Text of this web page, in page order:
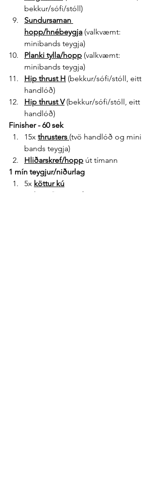
bekkur/sófi/stóll)
Sundursaman
hopp/hnébeygja (valkvæmt:
minibands teygja)
Planki tylla/hopp (valkvæmt:
minibands teygja)
Hip thrust H (bekkur/sófi/stóll, eitt
handlóð)
Hip thrust V (bekkur/sófi/stóll, eitt
handlóð)
Finisher - 60 sek
15x thrusters (tvö handlóð og mini
bands teygja)
Hliðarskref/hopp út tímann
1 mín teygjur/niðurlag
5x köttur kú
barnið teygja fram